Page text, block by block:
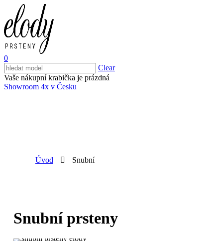
0
Clear
Vaše nákupní krabička je prázdná
Showroom 4x v Česku
Úvod Snubní
Snubní prsteny